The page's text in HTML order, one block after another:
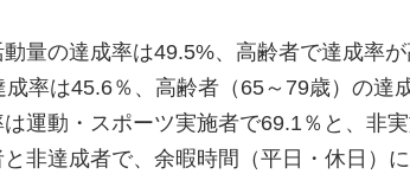
量の達成率は49.5%、高齢者で達成率
率は45.6％、高齢者（65～79歳）の達
運動・スポーツ実施者で69.1％と、非
非達成者で、余暇時間（平日・休日）